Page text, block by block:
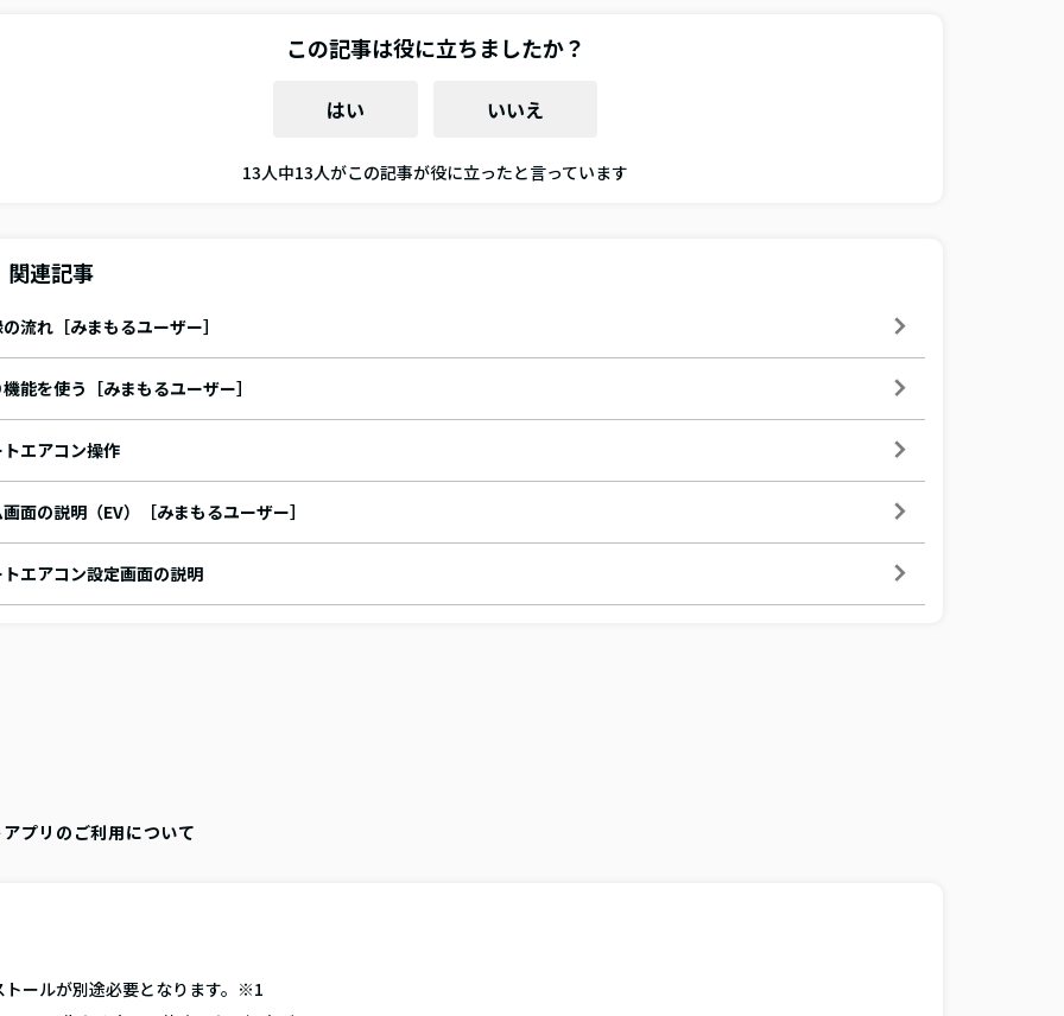
この記事は役に立ちましたか？
はい いいえ
13人中13人がこの記事が役に立ったと言っています
関連記事
流れ［みまもるユーザー］
能を使う［みまもるユーザー］
エアコン操作
面の説明（EV）［みまもるユーザー］
エアコン設定画面の説明
プリのご利用について
ールが別途必要となります。※1